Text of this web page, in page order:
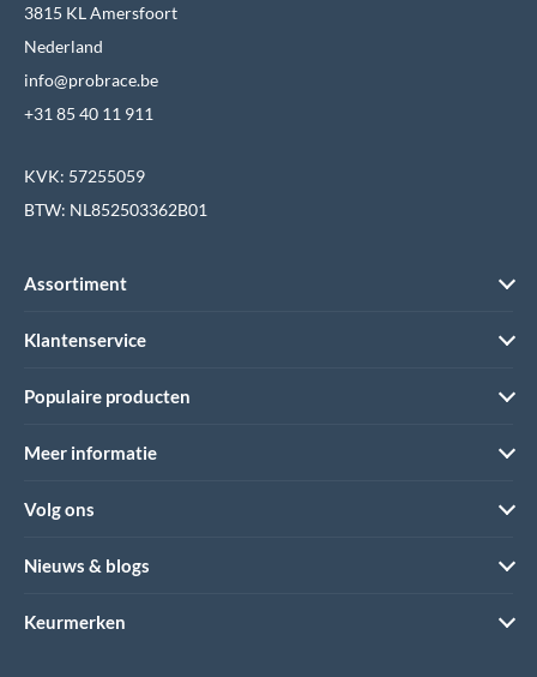
3815 KL Amersfoort
Nederland
info@probrace.be
+31 85 40 11 911
KVK: 57255059
BTW: NL852503362B01
Assortiment
Klantenservice
Populaire producten
Meer informatie
Volg ons
Nieuws & blogs
Keurmerken